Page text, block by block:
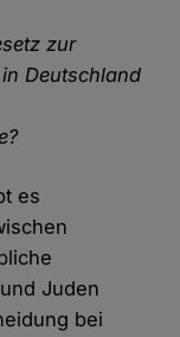
zur
Deutschland
es
Juden
bei